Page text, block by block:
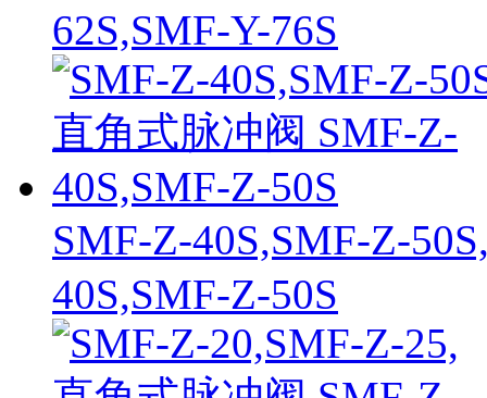
62S,SMF-Y-76S
SMF-Z-40S,SMF-Z-
40S,SMF-Z-50S